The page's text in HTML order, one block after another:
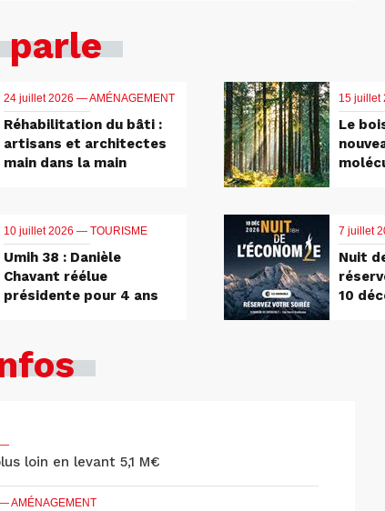
parle
24 juillet 2026 —AMÉNAGEMENT
Réhabilitation du bâti :
artisans et architectes
main dans la main
15
Le
10 juillet 2026 — TOURISME
Umih 38 : Danièle
Chavant réélue
présidente pour 4 ans
7 juillet
Nuit
10
loin en levant 5,1 M€
AMÉNAGEMENT